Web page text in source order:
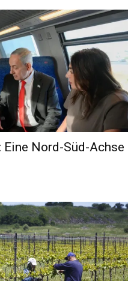
Eine Nord-Süd-Achse